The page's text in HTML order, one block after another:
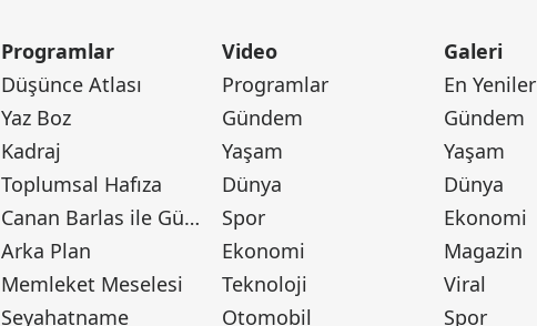
Programlar
Düşünce Atlası
Yaz Boz
Kadraj
Toplumsal Hafıza
Canan Barlas ile Gündem
Arka Plan
Memleket Meselesi
Seyahatname
Video
Programlar
Gündem
Yaşam
Dünya
Spor
Ekonomi
Teknoloji
Otomobil
Galeri
En Yeniler
Gündem
Yaşam
Dünya
Ekonomi
Magazin
Viral
Spor